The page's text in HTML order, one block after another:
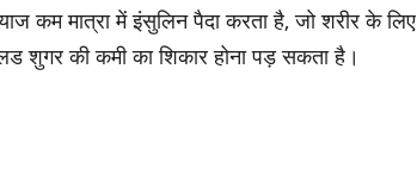
कम मात्रा में इंसुलिन पैदा करता है, जो शरीर के लिए
शुगर की कमी का शिकार होना पड़ सकता है।